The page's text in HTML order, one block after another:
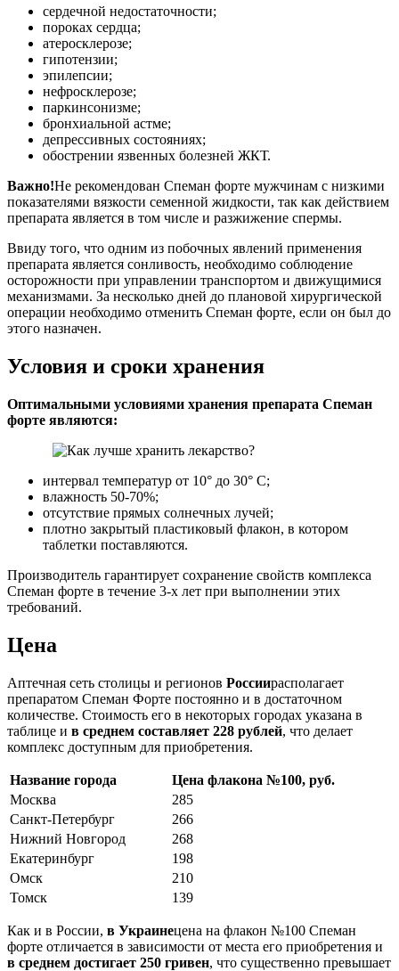
сердечной недостаточности;
пороках сердца;
атеросклерозе;
гипотензии;
эпилепсии;
нефросклерозе;
паркинсонизме;
бронхиальной астме;
депрессивных состояниях;
обострении язвенных болезней ЖКТ.
Важно!Не рекомендован Спеман форте мужчинам с низкими
показателями вязкости семенной жидкости, так как действием
препарата является в том числе и разжижение спермы.
Ввиду того, что одним из побочных явлений применения
препарата является сонливость, необходимо соблюдение
осторожности при управлении транспортом и движущимися
механизмами. За несколько дней до плановой хирургической
операции необходимо отменить Спеман форте, если он был до
этого назначен.
Условия и сроки хранения
Оптимальными условиями хранения препарата Спеман
форте являются:
интервал температур от 10° до 30° С;
влажность 50-70%;
отсутствие прямых солнечных лучей;
плотно закрытый пластиковый флакон, в котором
таблетки поставляются.
Производитель гарантирует сохранение свойств комплекса
Спеман форте в течение 3-х лет при выполнении этих
требований.
Цена
Аптечная сеть столицы и регионов Россиирасполагает
препаратом Спеман Форте постоянно и в достаточном
количестве. Стоимость его в некоторых городах указана в
таблице и в среднем составляет 228 рублей, что делает
комплекс доступным для приобретения.
Название города
Цена флакона №100, руб.
Москва
285
Санкт-Петербург
266
Нижний Новгород
268
Екатеринбург
198
Омск
210
Томск
139
Как и в России, в Украинецена на флакон №100 Спеман
форте отличается в зависимости от места его приобретения и
в среднем достигает 250 гривен, что существенно превышает